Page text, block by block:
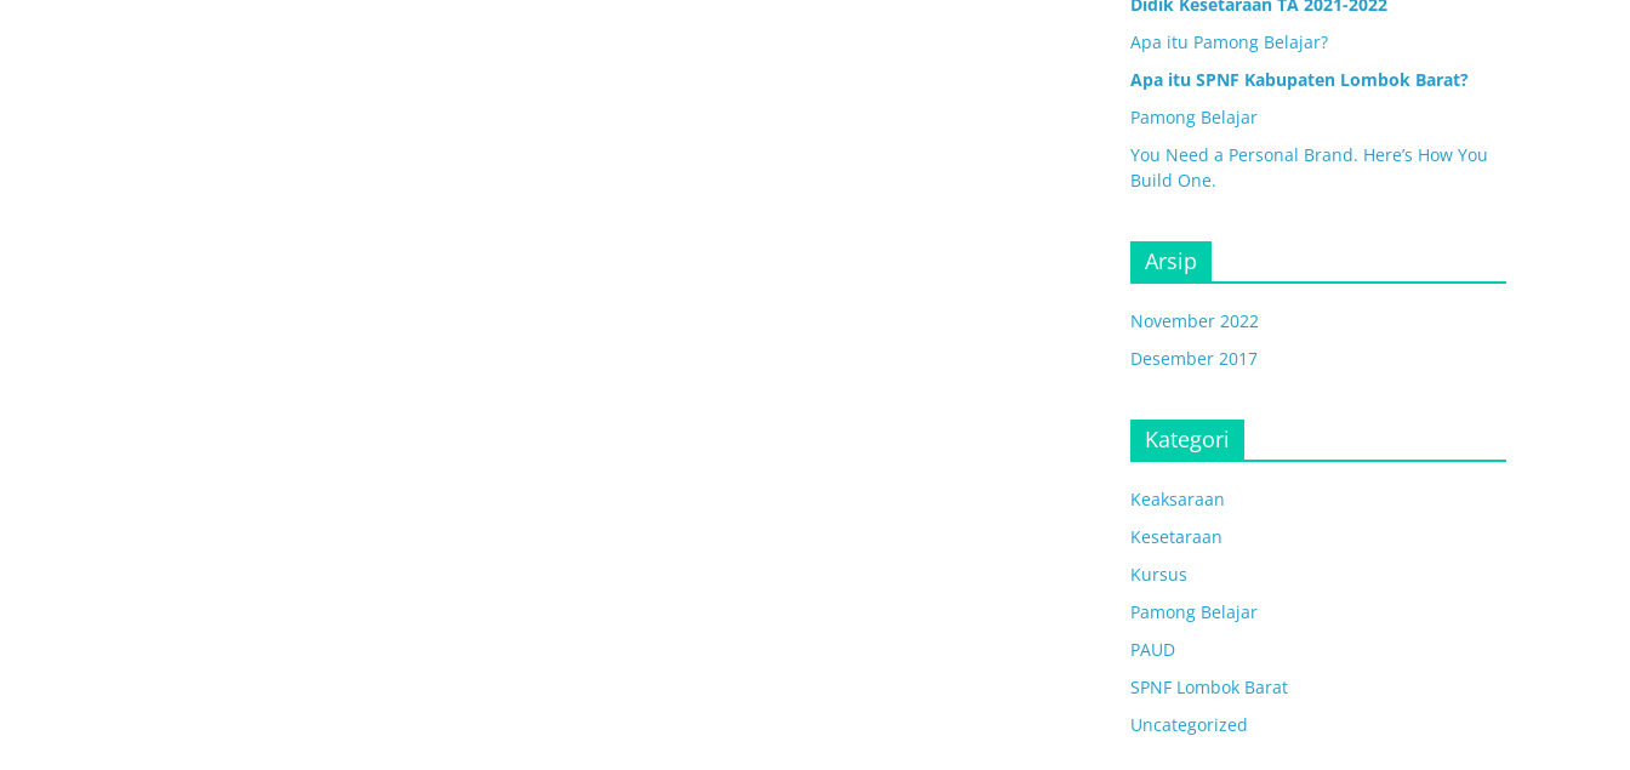
Apa itu Pamong Belajar?
Apa itu SPNF Kabupaten Lombok Barat?
Pamong Belajar
You Need a Personal Brand. Here’s How You
Build One.
Arsip
November 2022
Desember 2017
Kategori
Keaksaraan
Kesetaraan
Kursus
Pamong Belajar
PAUD
SPNF Lombok Barat
Uncategorized